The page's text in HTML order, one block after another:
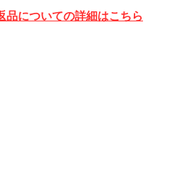
品についての詳細はこちら